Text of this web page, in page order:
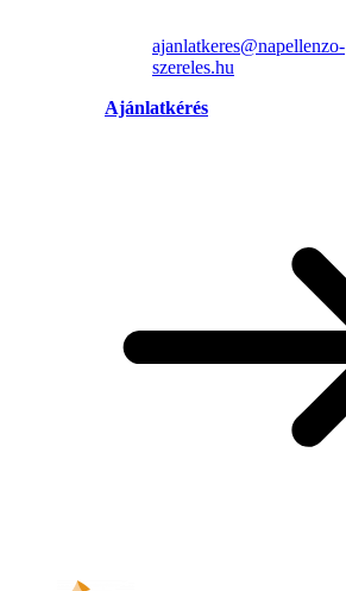
ajanlatkeres@napellenzo-
szereles.hu
Ajánlatkérés